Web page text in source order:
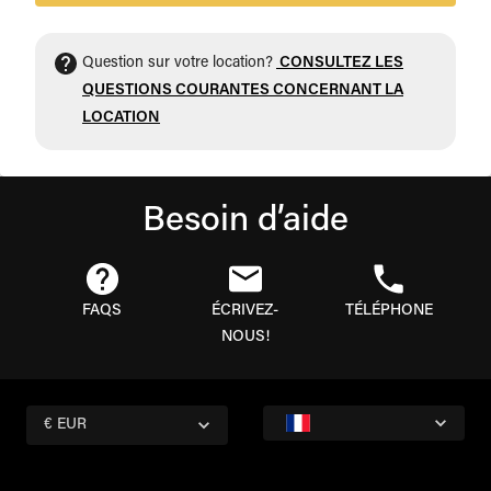
Question sur votre location? CONSULTEZ LES
QUESTIONS COURANTES CONCERNANT LA
LOCATION
Besoin d’aide
FAQS
ÉCRIVEZ-
NOUS!
TÉLÉPHONE
€ EUR